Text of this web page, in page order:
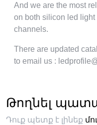
And we are the most
on both silicon led
channels.
There are updated
to email us :
Թողնել
Դուք պետք է լինեք